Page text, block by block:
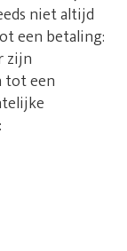
niet altijd
een betaling:
zijn
tot een